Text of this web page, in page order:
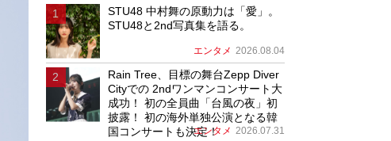
STU48 中村舞の原動力は「愛」。
STU48と2nd写真集を語る。
エンタメ 2026.08.04
Rain Tree、目標の舞台Zepp Diver
Cityでの 2ndワンマンコンサート大
成功！ 初の全員曲「台風の夜」初
披露！ 初の海外単独公演となる韓
国コンサートも決定！
エンタメ 2026.07.31